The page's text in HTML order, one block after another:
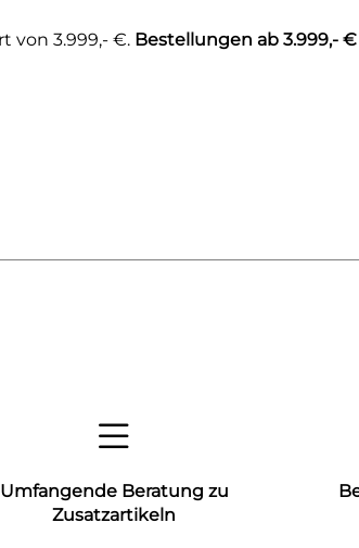
von 3.999,- €. Bestellungen ab 3.999,-
Umfangende Beratung zu
Zusatzartikeln